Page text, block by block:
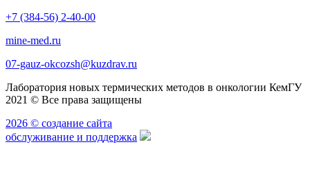
+7 (384-56) 2-40-00
mine-med.ru
07-gauz-okcozsh@kuzdrav.ru
Лаборатория новых термических методов в онкологии КемГУ
2021 © Все права защищены
2026 © создание сайта
обслуживание и поддержка